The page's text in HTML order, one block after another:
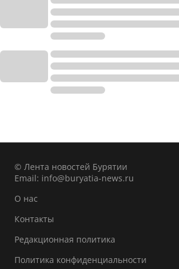
© Лента новостей Бурятии
Email: info@buryatia-news.ru
О нас
Контакты
Редакционная политика
Политика конфиденциальности